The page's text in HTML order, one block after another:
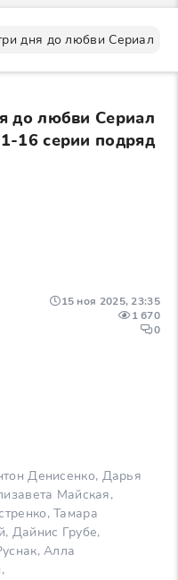
дня до любви Сериал
до любви Сериал
16 серии подряд
Денисенко, Дарья
Майская,
Тамара
Дайнис Грубе,
Алла
15 ноя 2025, 23:35
1 670
0